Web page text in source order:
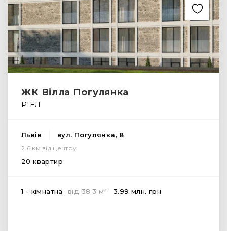
ЖК Вілла Погулянка
РІЕЛ
Львів вул. Погулянка, 8
2.6 км від центру
20 квартир
1 - кімнатна від 38.3 м 2 3.99 млн. грн